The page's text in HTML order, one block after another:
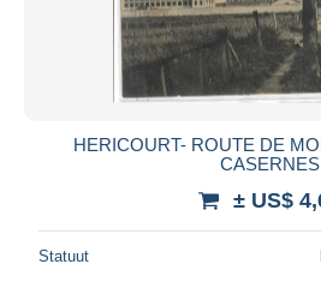
HERICOURT- ROUTE DE
CASERNES
± US$
Statuut